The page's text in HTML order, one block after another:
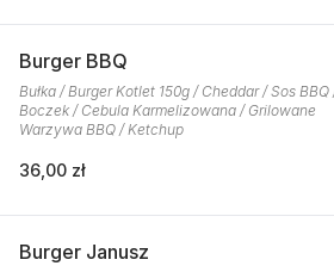
Burger BBQ
Bułka / Burger Kotlet 150g / Cheddar / Sos BBQ
Boczek / Cebula Karmelizowana / Grilowane
Warzywa BBQ / Ketchup
36,00 zł
Burger Janusz